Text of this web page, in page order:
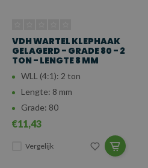
VDH WARTEL KLEPHAAK
GELAGERD - GRADE 80 - 2
TON - LENGTE 8 MM
WLL (4:1): 2 ton
Lengte: 8 mm
Grade: 80
€11,43
Vergelijk